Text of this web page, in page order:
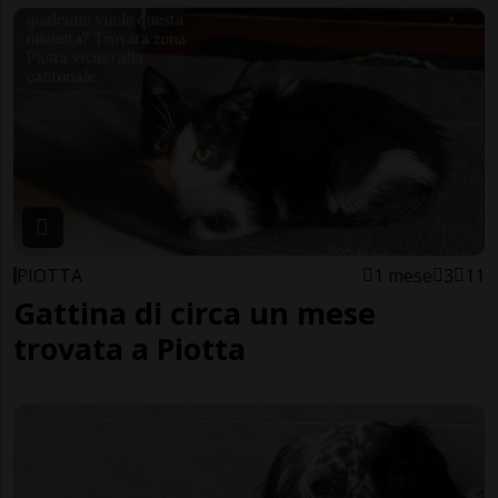
PIOTTA 1 mese 3 11
Gattina di circa un mese
trovata a Piotta